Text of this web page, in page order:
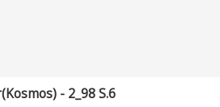
- 2_98 S.6